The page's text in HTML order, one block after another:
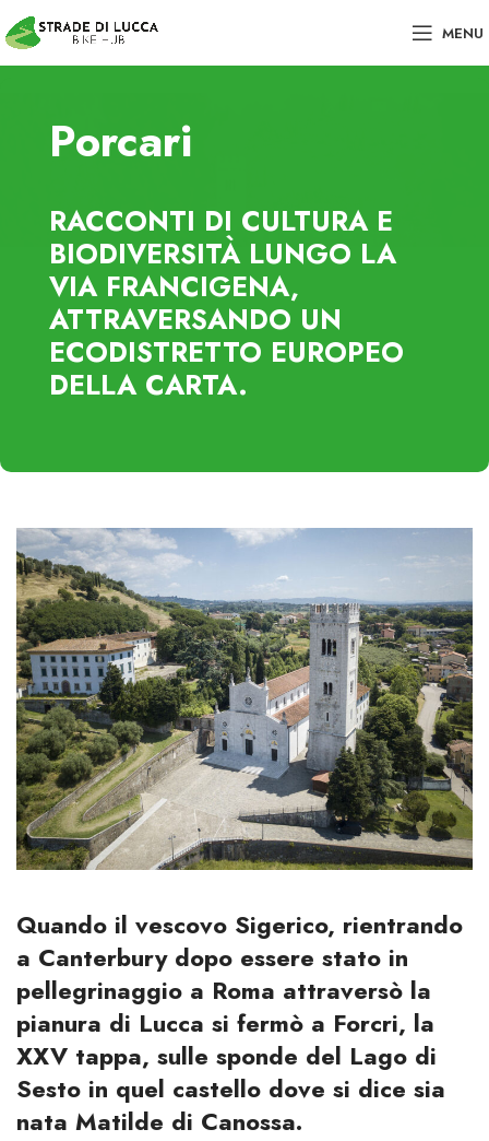
MENU
Porcari
RACCONTI DI CULTURA E
BIODIVERSITÀ LUNGO LA
VIA FRANCIGENA,
ATTRAVERSANDO UN
ECODISTRETTO EUROPEO
DELLA CARTA.
Quando il vescovo Sigerico, rientrando
a Canterbury dopo essere stato in
pellegrinaggio a Roma attraversò la
pianura di Lucca si fermò a Forcri, la
XXV tappa, sulle sponde del Lago di
Sesto in quel castello dove si dice sia
nata Matilde di Canossa.